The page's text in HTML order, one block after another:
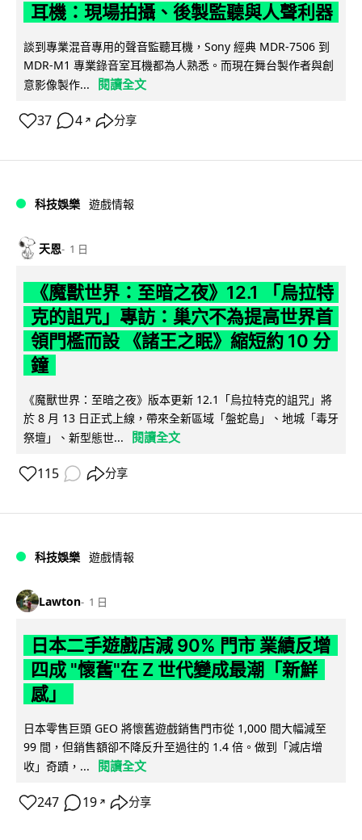
耳機：現場拍攝、後製監聽與人聲利器
談到專業混音專用的聲音監聽耳機，Sony 經典 MDR-7506 到
MDR-M1 專業錄音室耳機都為人熟悉。而現在舞台製作者與創
意影像製作...
閱讀全文
37 4 ↗ 分享
科技娛樂 遊戲情報
天恩 1 日
《魔獸世界：至暗之夜》12.1 「烏拉特
克的詛咒」專訪：巢穴不為提高世界首
領門檻而設 《諸王之眠》縮短約 10 分
鐘
《魔獸世界：至暗之夜》版本更新 12.1「烏拉特克的詛咒」將
於 8 月 13 日正式上線，帶來全新區域「盤蛇島」、地城「毒牙
祭壇」、新型態世...
閱讀全文
115 分享
科技娛樂 遊戲情報
Lawton 1 日
日本二手遊戲店減 90% 門市 業績反增
四成 "懷舊"在 Z 世代變成最潮「新鮮
感」
日本零售巨頭 GEO 將懷舊遊戲銷售門市從 1,000 間大幅減至
99 間，但銷售額卻不降反升至過往的 1.4 倍。做到「減店增
收」奇蹟，...
閱讀全文
247 19 ↗ 分享